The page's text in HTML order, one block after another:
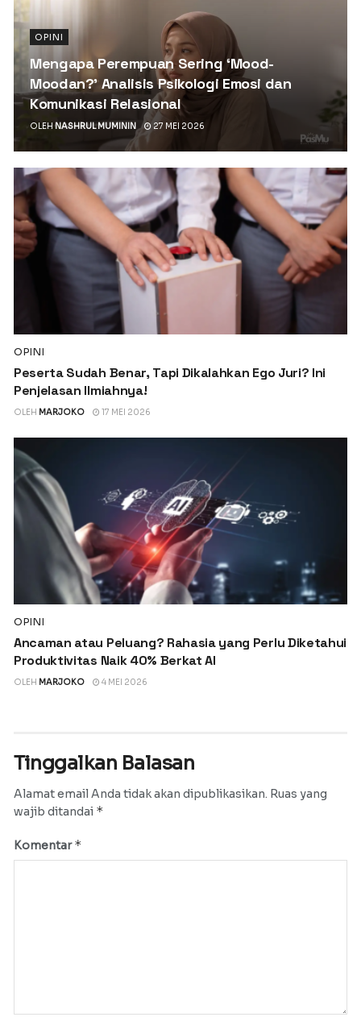
OPINI
Mengapa Perempuan Sering ‘Mood-
Moodan?’ Analisis Psikologi Emosi dan
Komunikasi Relasional
OLEH NASHRUL MUMININ 27 MEI 2026
OPINI
Peserta Sudah Benar, Tapi Dikalahkan Ego Juri? Ini
Penjelasan Ilmiahnya!
OLEH MARJOKO 17 MEI 2026
OPINI
Ancaman atau Peluang? Rahasia yang Perlu Diketahui
Produktivitas Naik 40% Berkat AI
OLEH MARJOKO 4 MEI 2026
Tinggalkan Balasan
Alamat email Anda tidak akan dipublikasikan. Ruas yang
wajib ditandai *
Komentar*